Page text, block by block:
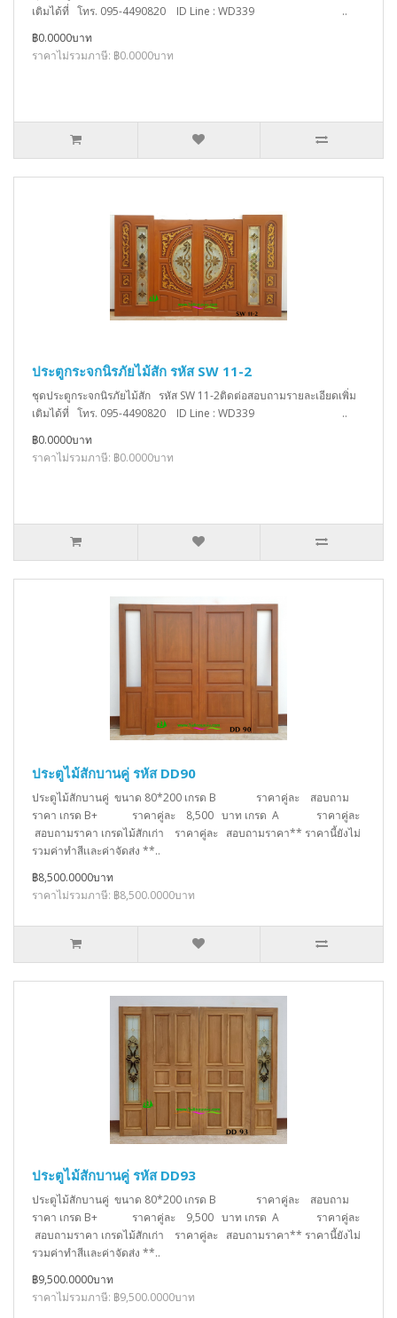
เติมได้ที่ โทร. 095-4490820 ID Line : WD339 ..
฿0.0000บาท
ราคาไม่รวมภาษี: ฿0.0000บาท
ประตูกระจกนิรภัยไม้สัก รหัส SW 11-2
ชุดประตูกระจกนิรภัยไม้สัก รหัส SW 11-2ติดต่อสอบถามรายละเอียดเพิ่ม
เติมได้ที่ โทร. 095-4490820 ID Line : WD339 ..
฿0.0000บาท
ราคาไม่รวมภาษี: ฿0.0000บาท
ประตูไม้สักบานคู่ รหัส DD90
ประตูไม้สักบานคู่ ขนาด 80*200 เกรด B ราคาคู่ละ สอบถาม
ราคา เกรด B+ ราคาคู่ละ 8,500 บาท เกรด A ราคาคู่ละ
สอบถามราคา เกรดไม้สักเก่า ราคาคู่ละ สอบถามราคา** ราคานี้ยังไม่
รวมค่าทำสีเเละค่าจัดส่ง **..
฿8,500.0000บาท
ราคาไม่รวมภาษี: ฿8,500.0000บาท
ประตูไม้สักบานคู่ รหัส DD93
ประตูไม้สักบานคู่ ขนาด 80*200 เกรด B ราคาคู่ละ สอบถาม
ราคา เกรด B+ ราคาคู่ละ 9,500 บาท เกรด A ราคาคู่ละ
สอบถามราคา เกรดไม้สักเก่า ราคาคู่ละ สอบถามราคา** ราคานี้ยังไม่
รวมค่าทำสีเเละค่าจัดส่ง **..
฿9,500.0000บาท
ราคาไม่รวมภาษี: ฿9,500.0000บาท